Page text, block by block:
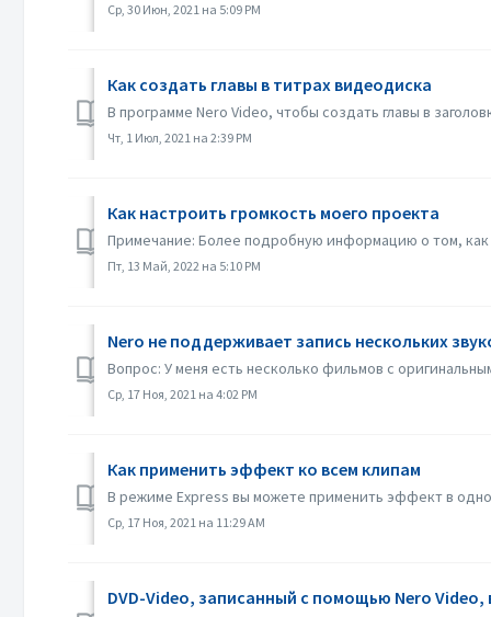
Ср, 30 Июн, 2021 на 5:09 PM
Как создать главы в титрах видеодиска
В программе Nero Video, чтобы создать главы в
Чт, 1 Июл, 2021 на 2:39 PM
Как настроить громкость моего проекта
Примечание: Более подробную информацию о том,
Пт, 13 Май, 2022 на 5:10 PM
Nero не поддерживает запись нескольких
Вопрос: У меня есть несколько фильмов с
Ср, 17 Ноя, 2021 на 4:02 PM
Как применить эффект ко всем клипам
В режиме Express вы можете применить эффект в
Ср, 17 Ноя, 2021 на 11:29 AM
DVD-Video, записанный с помощью Nero Video,